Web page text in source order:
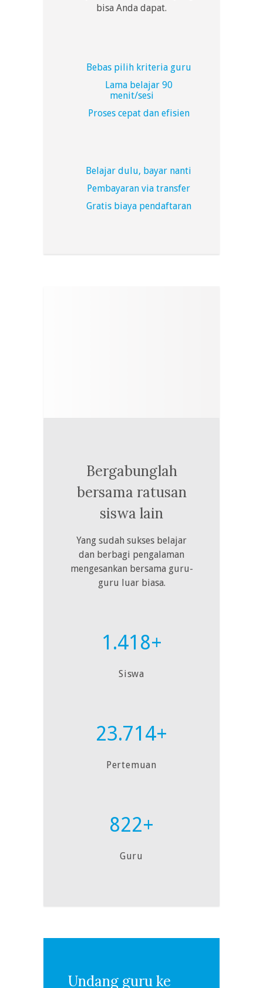
bisa Anda dapat.
Bebas pilih kriteria guru
Lama belajar 90
menit/sesi
Proses cepat dan efisien
Belajar dulu, bayar nanti
Pembayaran via transfer
Gratis biaya pendaftaran
Bergabunglah
bersama ratusan
siswa lain
Yang sudah sukses belajar
dan berbagi pengalaman
mengesankan bersama guru-
guru luar biasa.
1.418+
Siswa
23.714+
Pertemuan
822+
Guru
Undang guru ke